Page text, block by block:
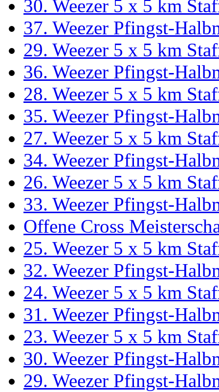
30. Weezer 5 x 5 km
37. Weezer Pfingst-
29. Weezer 5 x 5 km
36. Weezer Pfingst-
28. Weezer 5 x 5 km
35. Weezer Pfingst-
27. Weezer 5 x 5 km
34. Weezer Pfingst-
26. Weezer 5 x 5 km
33. Weezer Pfingst-
Offene Cross
25. Weezer 5 x 5 km
32. Weezer Pfingst-
24. Weezer 5 x 5 km
31. Weezer Pfingst-
23. Weezer 5 x 5 km
30. Weezer Pfingst-
29. Weezer Pfingst-